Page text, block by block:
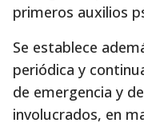
primeros auxilios
Se establece
periódica y
de emergencia y
involucrados, en